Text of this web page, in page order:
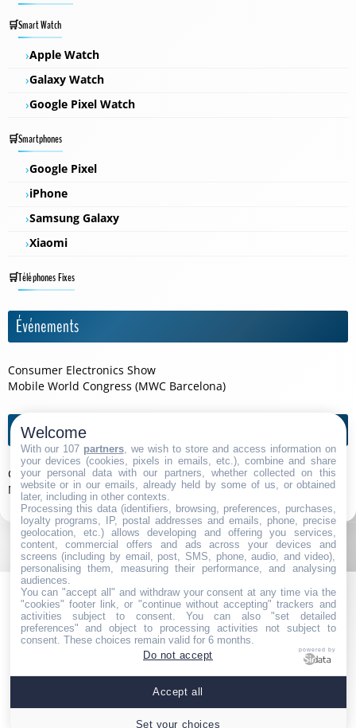
Smart Watch
Apple Watch
Galaxy Watch
Google Pixel Watch
Smartphones
Google Pixel
iPhone
Samsung Galaxy
Xiaomi
Téléphones Fixes
Événements
Consumer Electronics Show
Mobile World Congress (MWC Barcelona)
Agendas de l'année
Consumer Electronics Show 2026
Mobile World Congress (MWC Barcelona) 2026
Contact | Politique de Confidentialité
Paramétrer les cookies
Welcome
With our 107 partners, we wish to store and access information on
your devices (cookies, pixels in emails, etc.), combine and share
your personal data with our partners, whether collected on this
website or in our emails, already held by some of us, or obtained
later, including in other contexts.
Processing this data (identifiers, browsing, preferences, purchases,
loyalty programs, IP, postal addresses and emails, phone, precise
geolocation, etc.) allows developing and offering you services,
content, commercial offers and ads across your devices and
screens (including by email, post, SMS, phone, audio, and video),
personalising them, measuring their performance, and analysing
audiences.
You can "accept all" and withdraw your consent at any time via the
"cookies" footer link, or "continue without accepting" trackers and
activities subject to consent. You can also "set detailed
preferences" and object to processing activities not subject to
consent. These choices remain valid for 6 months.
Do not accept
powered by
Set your choices
Accept all